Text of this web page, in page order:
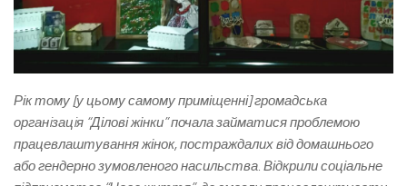
Рік тому [у цьому самому приміщенні] громадська
органiзацiя “Ділові жінки” почала займатися проблемою
працевлаштування жінок, постраждалих від домашнього
або гендерно зумовленого насильства. Відкрили соціальне